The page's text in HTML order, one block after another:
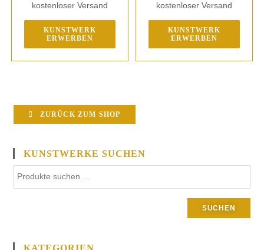
kostenloser Versand
KUNSTWERK
ERWERBEN
kostenloser Versand
KUNSTWERK
ERWERBEN
ZURÜCK ZUM SHOP
KUNSTWERKE SUCHEN
SUCHEN
KATEGORIEN